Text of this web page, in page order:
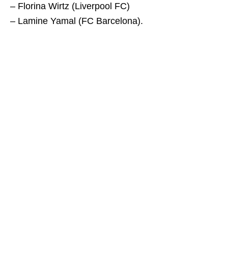
– Florina Wirtz (Liverpool FC)
– Lamine Yamal (FC Barcelona).